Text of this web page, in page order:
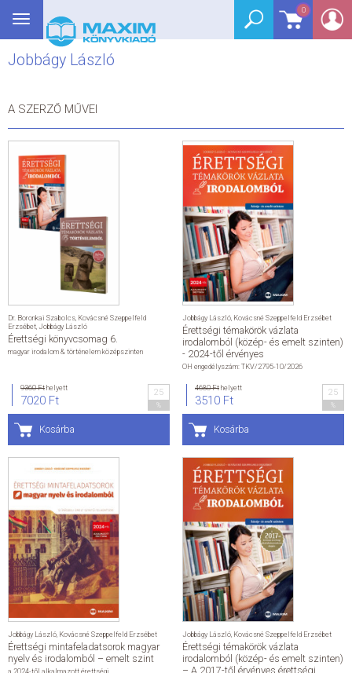
0
Toggle
navigation
Jobbágy László
A SZERZŐ MŰVEI
Dr. Boronkai Szabolcs Kovácsné Szeppelfeld
Erzsébet Jobbágy László
Érettségi könyvcsomag 6.
magyar irodalom & történelem középszinten
9360 Fthelyett
7020 Ft
25
Kosárba
Jobbágy László Kovácsné Szeppelfeld Erzsébet
Érettségi témakörök vázlata
irodalomból (közép- és emelt szinten)
- 2024-től érvényes
OH engedélyszám: TKV/2795-10/2026
4680 Fthelyett
3510 Ft
25
Kosárba
Jobbágy László Kovácsné Szeppelfeld Erzsébet
Érettségi mintafeladatsorok magyar
nyelv és irodalomból – emelt szint
a 2024-től alkalmazott érettségi
Jobbágy László Kovácsné Szeppelfeld Erzsébet
Érettségi témakörök vázlata
irodalomból (közép- és emelt szinten)
– A 2017-től érvényes érettségi
BEJELENTKEZÉS
SEGÉDKÖNYV
GRIMM SZÓTÁR
DREAM KÖNYVEK
E-KÖNYVEK
HÍREK
KAPCSOLAT